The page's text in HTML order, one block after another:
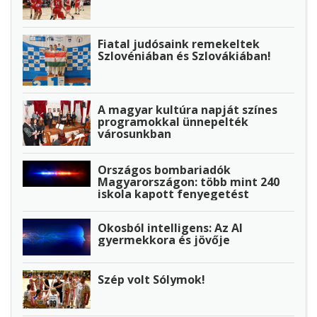
Fiatal judósaink remekeltek
Szlovéniában és Szlovákiában!
A magyar kultúra napját színes
programokkal ünnepelték
városunkban
Országos bombariadók
Magyarországon: több mint 240
iskola kapott fenyegetést
Okosból intelligens: Az AI
gyermekkora és jövője
Szép volt Sólymok!